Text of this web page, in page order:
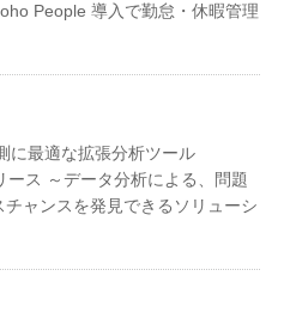
People 導入で勤怠・休暇管理
に最適な拡張分析ツール
ース ～データ分析による、問題
ャンスを発見できるソリューシ